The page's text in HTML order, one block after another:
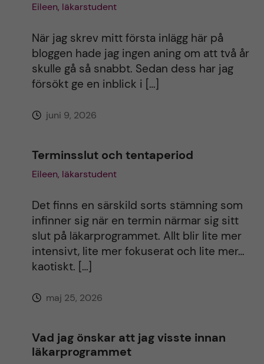
Eileen, läkarstudent
När jag skrev mitt första inlägg här på
bloggen hade jag ingen aning om att två år
skulle gå så snabbt. Sedan dess har jag
försökt ge en inblick i […]
juni 9, 2026
Terminsslut och tentaperiod
Eileen, läkarstudent
Det finns en särskild sorts stämning som
infinner sig när en termin närmar sig sitt
slut på läkarprogrammet. Allt blir lite mer
intensivt, lite mer fokuserat och lite mer…
kaotiskt. […]
maj 25, 2026
Vad jag önskar att jag visste innan
läkarprogrammet